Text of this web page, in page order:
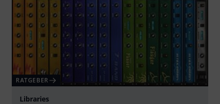
RATGEBER
Libraries